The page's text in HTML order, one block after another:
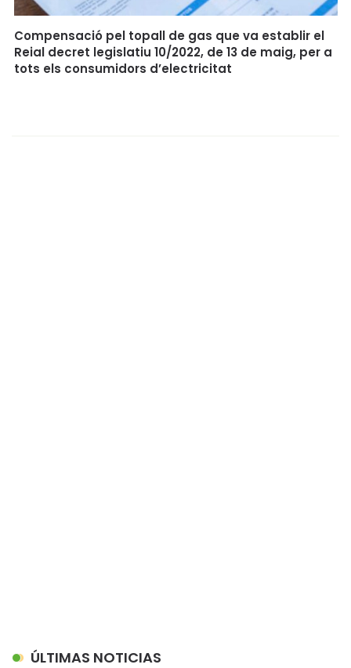
Compensació pel topall de gas que va establir el
Reial decret legislatiu 10/2022, de 13 de maig, per a
tots els consumidors d’electricitat
ÚLTIMAS NOTICIAS